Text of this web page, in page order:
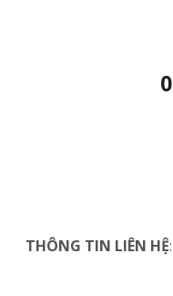
0
THÔNG TIN LIÊN HỆ: